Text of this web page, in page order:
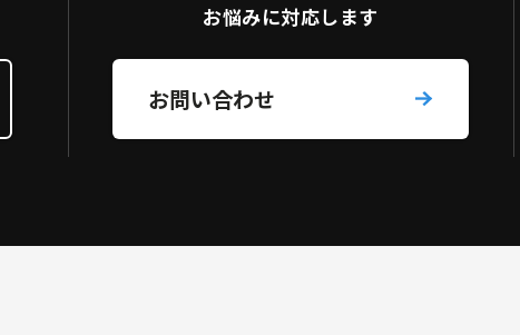
お悩みに対応します
お問い合わせ